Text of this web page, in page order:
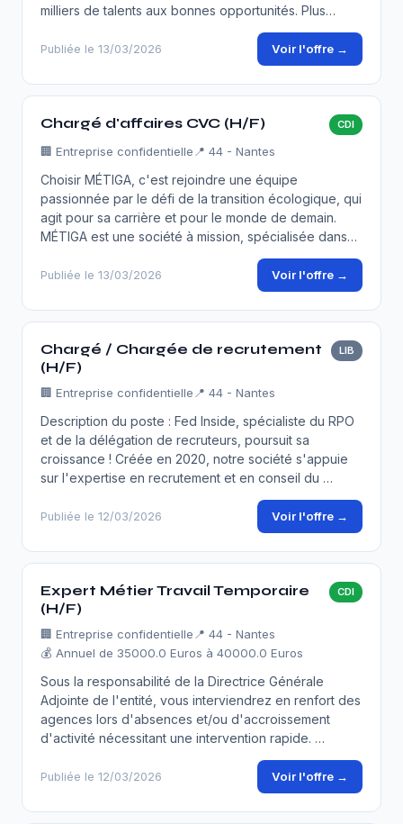
milliers de talents aux bonnes opportunités. Plus…
Publiée le 13/03/2026 Voir l'offre →
Chargé d'affaires CVC (H/F) CDI
🏢 Entreprise confidentielle 📍 44 - Nantes
Choisir MÉTIGA, c'est rejoindre une équipe
passionnée par le défi de la transition écologique, qui
agit pour sa carrière et pour le monde de demain.
MÉTIGA est une société à mission, spécialisée dans…
Publiée le 13/03/2026 Voir l'offre →
Chargé / Chargée de recrutement
(H/F)
LIB
🏢 Entreprise confidentielle 📍 44 - Nantes
Description du poste : Fed Inside, spécialiste du RPO
et de la délégation de recruteurs, poursuit sa
croissance ! Créée en 2020, notre société s'appuie
sur l'expertise en recrutement et en conseil du …
Publiée le 12/03/2026 Voir l'offre →
Expert Métier Travail Temporaire
(H/F)
CDI
🏢 Entreprise confidentielle 📍 44 - Nantes
💰 Annuel de 35000.0 Euros à 40000.0 Euros
Sous la responsabilité de la Directrice Générale
Adjointe de l'entité, vous interviendrez en renfort des
agences lors d'absences et/ou d'accroissement
d'activité nécessitant une intervention rapide. …
Publiée le 12/03/2026 Voir l'offre →